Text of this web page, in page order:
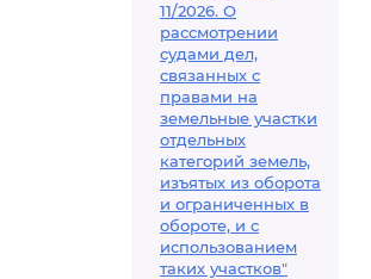
11/2026. О
рассмотрении
судами дел,
связанных с
правами на
земельные участки
отдельных
категорий земель,
изъятых из оборота
и ограниченных в
обороте, и с
использованием
таких участков"